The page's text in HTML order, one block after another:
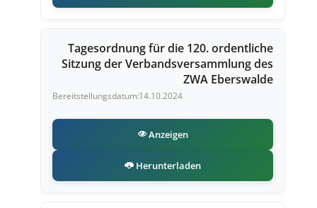
Tagesordnung für die 120. ordentliche
Sitzung der Verbandsversammlung des
ZWA Eberswalde
14.10.2024
Anzeigen
Herunterladen